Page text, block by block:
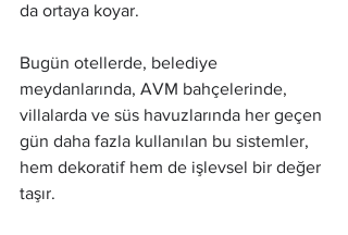
da ortaya koyar.
Bugün otellerde, belediye
meydanlarında, AVM bahçelerinde,
villalarda ve süs havuzlarında her geçen
gün daha fazla kullanılan bu sistemler,
hem dekoratif hem de işlevsel bir değer
taşır.